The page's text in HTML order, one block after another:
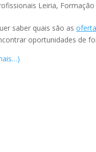
Leiria,
saber quais são as
oportunidades de